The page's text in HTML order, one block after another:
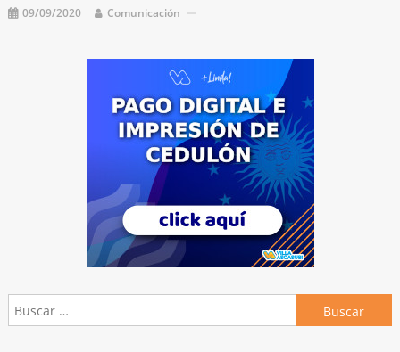
09/09/2020 Comunicación
Buscar: